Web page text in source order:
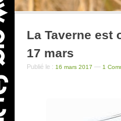
La Taverne est
17 mars
Publié le : 16 mars 2017 — 1